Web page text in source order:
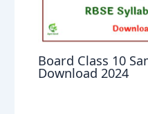
Board Class 10
Download 2024